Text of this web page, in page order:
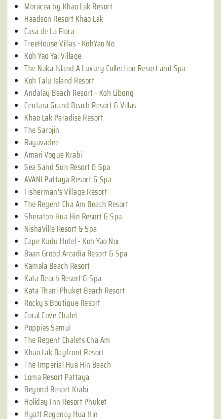
Moracea by Khao Lak Resort
Haadson Resort Khao Lak
Casa de La Flora
TreeHouse Villas - KohYao No
Koh Yao Yai Village
The Naka Island A Luxury Collection Resort and Spa
Koh Talu Island Resort
Andalay Beach Resort - Koh Libong
Centara Grand Beach Resort & Villas
Khao Lak Paradise Resort
The Sarojin
Rayavadee
Amari Vogue Krabi
Sea Sand Sun Resort & Spa
AVANI Pattaya Resort & Spa
Fisherman's Village Resort
The Regent Cha Am Beach Resort
Sheraton Hua Hin Resort & Spa
NishaVille Resort & Spa
Cape Kudu Hotel - Koh Yao Noi
Baan Grood Arcadia Resort & Spa
Kamala Beach Resort
Kata Beach Resort & Spa
Kata Thani Phuket Beach Resort
Rocky's Boutique Resort
Coral Cove Chalet
Poppies Samui
The Regent Chalets Cha Am
Khao Lak Bayfront Resort
The Imperial Hua Hin Beach
Loma Resort Pattaya
Beyond Resort Krabi
Holiday Inn Resort Phuket
Hyatt Regency Hua Hin